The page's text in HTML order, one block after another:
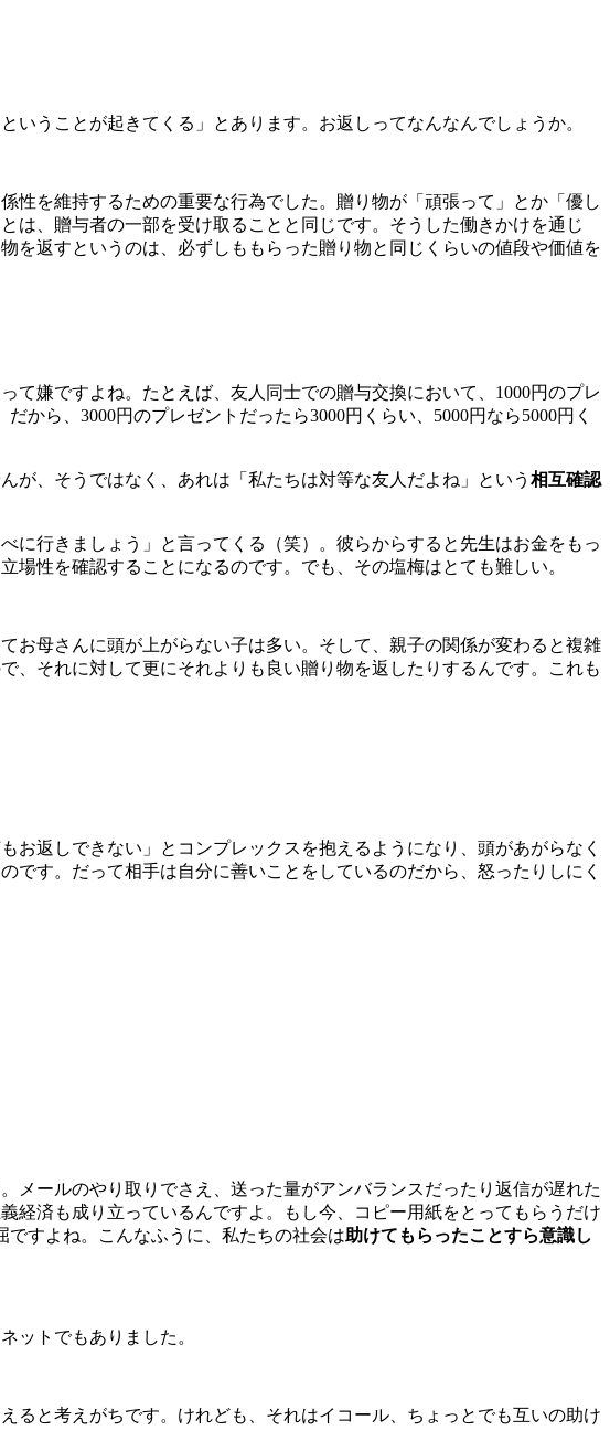
うことが起きてくる」とあります。お返しってなんなんでしょうか。
を維持するための重要な行為でした。贈り物が「頑張って」とか「優し
は、贈与者の一部を受け取ることと同じです。そうした働きかけを通じ
を返すというのは、必ずしももらった贈り物と同じくらいの値段や価値を
嫌ですよね。たとえば、友人同士での贈与交換において、1000円のプレ
ら、3000円のプレゼントだったら3000円くらい、5000円なら5000円く
が、そうではなく、あれは「私たちは対等な友人だよね」という 相互確認
に行きましょう」と言ってくる（笑）。彼らからすると先生はお金をもっ
性を確認することになるのです。でも、その塩梅はとても難しい。
母さんに頭が上がらない子は多い。そして、親子の関係が変わると複雑
、それに対して更にそれよりも良い贈り物を返したりするんです。これも
返しできない」とコンプレックスを抱えるようになり、頭があがらなく
です。だって相手は自分に善いことをしているのだから、怒ったりしにく
ールのやり取りでさえ、送った量がアンバランスだったり返信が遅れた
経済も成り立っているんですよ。もし今、コピー用紙をとってもらうだけ
すよね。こんなふうに、私たちの社会は助けてもらったことすら意識し
ットでもありました。
と考えがちです。けれども、それはイコール、ちょっとでも互いの助け